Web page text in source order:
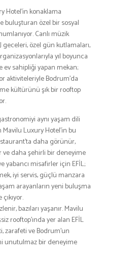
Hotel’in konaklama
buluşturan özel bir sosyal
Canlı müzik
geceleri, özel gün kutlamaları,
yıl boyunca
ev sahipliği yapan mekan;
aktiviteleriyle Bodrum’da
kültürünü şık bir rooftop
aynı yaşam dili
Luxury Hotel’in bu
daha görünür,
ve daha şehirli bir deneyime
yabancı misafirler için EFİL;
iyi servis, güçlü manzara
arayanların yeni buluşma
bazıları yaşanır. Mavilu
rooftop’ında yer alan EFİL
zarafeti ve Bodrum’un
unutulmaz bir deneyime